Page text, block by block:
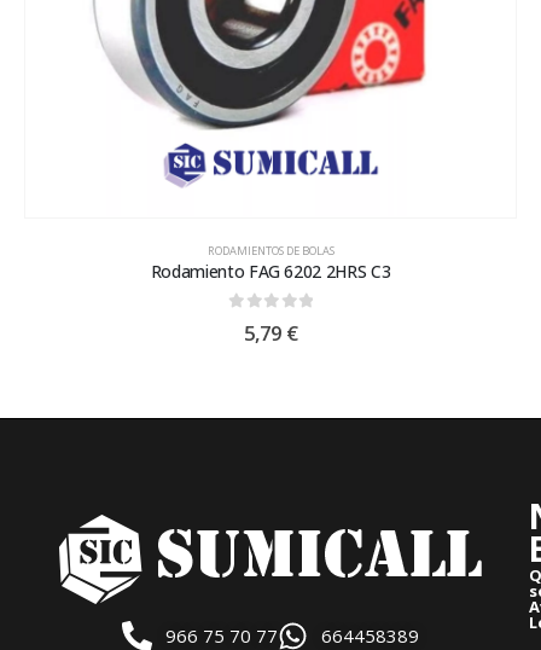
RODAMIENTOS DE BOLAS
Rodamiento FAG 6202 2HRS C3
5,79 €
966 75 70 77
664458389